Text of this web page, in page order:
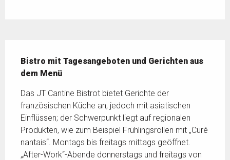
Bistro mit Tagesangeboten und Gerichten aus
dem Menü
Das JT Cantine Bistrot bietet Gerichte der
französischen Küche an, jedoch mit asiatischen
Einflüssen; der Schwerpunkt liegt auf regionalen
Produkten, wie zum Beispiel Frühlingsrollen mit „Curé
nantais“. Montags bis freitags mittags geöffnet.
„After-Work“-Abende donnerstags und freitags von